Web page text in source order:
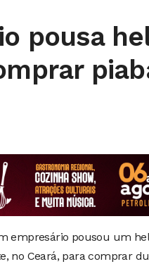
pousa
empresário pousou um
no Ceará, para comprar